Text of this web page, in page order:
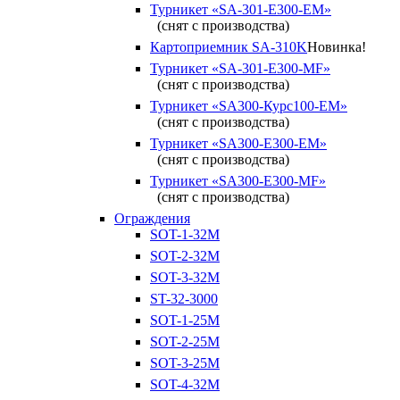
Турникет «SA-301-Е300-ЕМ»
(снят с производства)
Картоприемник SA-310KНовинка!
Турникет «SA-301-Е300-MF»
(снят с производства)
Турникет «SA300-Курс100-ЕМ»
(снят с производства)
Турникет «SA300-Е300-EM»
(снят с производства)
Турникет «SA300-Е300-MF»
(снят с производства)
Ограждения
SOT-1-32М
SOT-2-32М
SOT-3-32М
ST-32-3000
SOT-1-25М
SOT-2-25М
SOT-3-25М
SOT-4-32M